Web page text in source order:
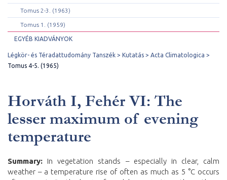
Tomus 2-3. (1963)
Tomus 1. (1959)
EGYÉB KIADVÁNYOK
Légkör- és Téradattudomány Tanszék Kutatás
Acta Climatologica
Tomus 4-5. (1965)
Horváth I, Fehér VI: The
lesser maximum of evening
temperature
Summary: In vegetation stands – especially in clear, calm
weather – a temperature rise of often as much as 5 °C occurs